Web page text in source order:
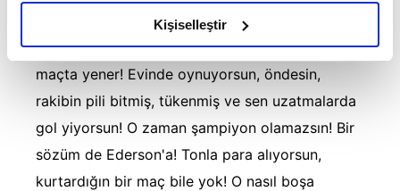
olduğunu ve sizlere en iyi içerikleri sunabilmek adına
elimizden gelen çabayı gösterdiğimizi ve bu noktada,
reklamların maliyetlerimizi karşılamak noktasında tek gelir
kalemimiz olduğunu sizlere hatırlatmak isteriz.
Her halükârda, kullanıcılar, bu çerezlere izin vermedikleri
takdirde, kullanıcılara hedefli reklamlar
gösterilmeyecektir."
Kişiselleştir
bir sessizlik. Çıt yok! Şampiyon olmak isteyen
bir takım, 10 kişi kalan rakibini öne geçtiği bir
maçta yener! Evinde oynuyorsun, öndesin,
rakibin pili bitmiş, tükenmiş ve sen uzatmalarda
gol yiyorsun! O zaman şampiyon olamazsın! Bir
sözüm de Ederson'a! Tonla para alıyorsun,
kurtardığın bir maç bile yok! O nasıl boşa